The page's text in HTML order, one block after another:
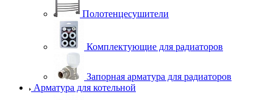
Полотенцесушители
Комплектующие для радиаторов
Запорная арматура для радиаторов
Арматура для котельной